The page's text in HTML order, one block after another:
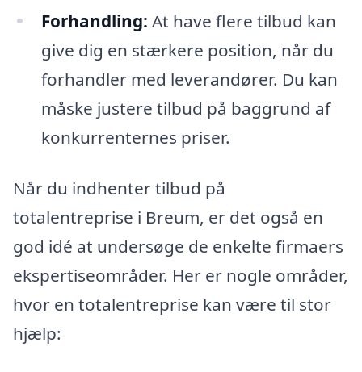
Forhandling: At have flere tilbud kan
give dig en stærkere position, når du
forhandler med leverandører. Du kan
måske justere tilbud på baggrund af
konkurrenternes priser.
Når du indhenter tilbud på
totalentreprise i Breum, er det også en
god idé at undersøge de enkelte firmaers
ekspertiseområder. Her er nogle områder,
hvor en totalentreprise kan være til stor
hjælp: